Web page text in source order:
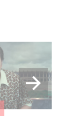
retrouver
sur Netflix